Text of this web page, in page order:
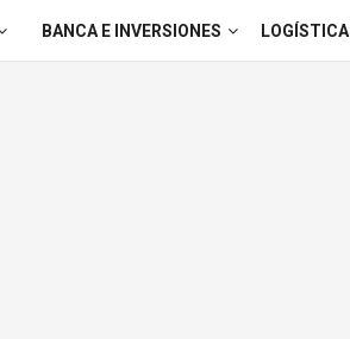
BANCA E INVERSIONES LOGÍSTICA